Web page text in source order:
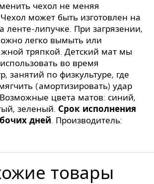
чехол не меняя
может быть изготовлен на
ленте-липучке. При загрязении,
легко вымыть или
тряпкой. Детский мат мы
во время
занятий по физкультуре, где
(амортизировать) удар
цвета матов: синий,
зеленый. Срок исполнения
дней. Производитель:
товары